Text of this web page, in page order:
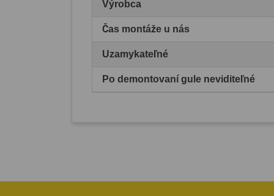
Výrobca
Čas montáže u nás
Uzamykateľné
Po demontovaní gule neviditeľné